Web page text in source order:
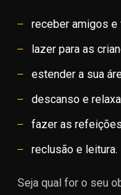
receber amigos e
lazer para as
estender a sua
descanso e
fazer as
reclusão e leitura.
Seja qual for o seu